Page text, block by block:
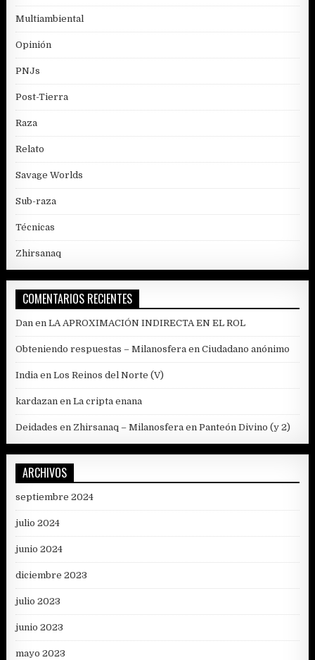
Multiambiental
Opinión
PNJs
Post-Tierra
Raza
Relato
Savage Worlds
Sub-raza
Técnicas
Zhirsanaq
COMENTARIOS RECIENTES
Dan enLA APROXIMACIÓN INDIRECTA EN EL ROL
Obteniendo respuestas – Milanosfera enCiudadano anónimo
India enLos Reinos del Norte (V)
kardazan enLa cripta enana
Deidades en Zhirsanaq – Milanosfera enPanteón Divino (y 2)
ARCHIVOS
septiembre 2024
julio 2024
junio 2024
diciembre 2023
julio 2023
junio 2023
mayo 2023